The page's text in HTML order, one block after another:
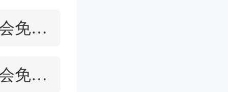
2021北京婚博会免费门票
2021杭州婚博会免费门票